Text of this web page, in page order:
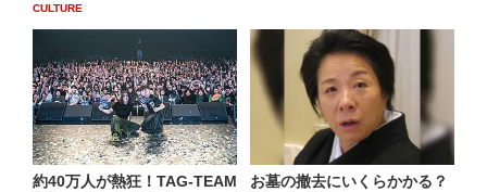
CULTURE
約40万人が熱狂！TAG-TEAM
お墓の撤去にいくらかかる？